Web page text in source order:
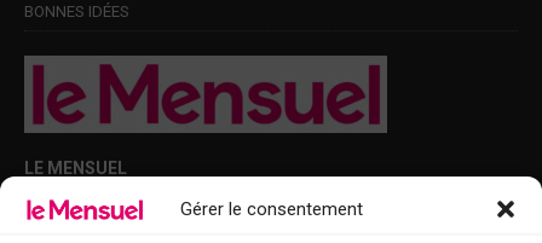
Gérer le consentement
BONNES IDÉES
LE MENSUEL
Points de diffusion Var et Alpes-Maritimes : oû trouver Le Mensuel ?